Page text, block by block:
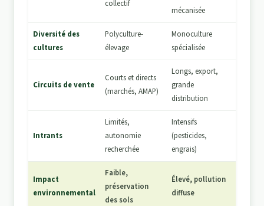
collectif
mécanisée
Diversité des
cultures
Polyculture-
élevage
Monoculture
spécialisée
Circuits de vente
Courts et directs
(marchés, AMAP)
Longs, export,
grande
distribution
Intrants
Limités,
autonomie
recherchée
Intensifs
(pesticides,
engrais)
Impact
environnemental
Faible,
préservation
des sols
Élevé, pollution
diffuse